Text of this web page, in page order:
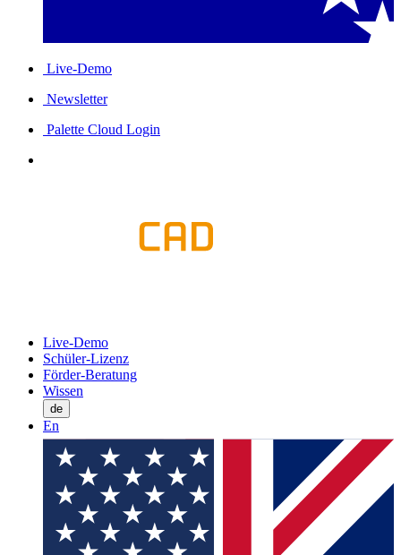
Live-Demo
Newsletter
Palette Cloud Login
Live-Demo
Schüler-Lizenz
Förder-Beratung
Wissen
de
En